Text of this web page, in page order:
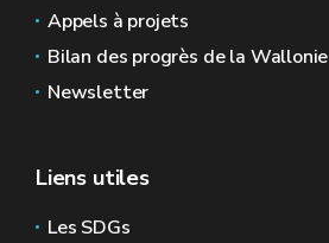
Appels à projets
Bilan des progrès de la Wallonie
Newsletter
Liens utiles
Les SDGs